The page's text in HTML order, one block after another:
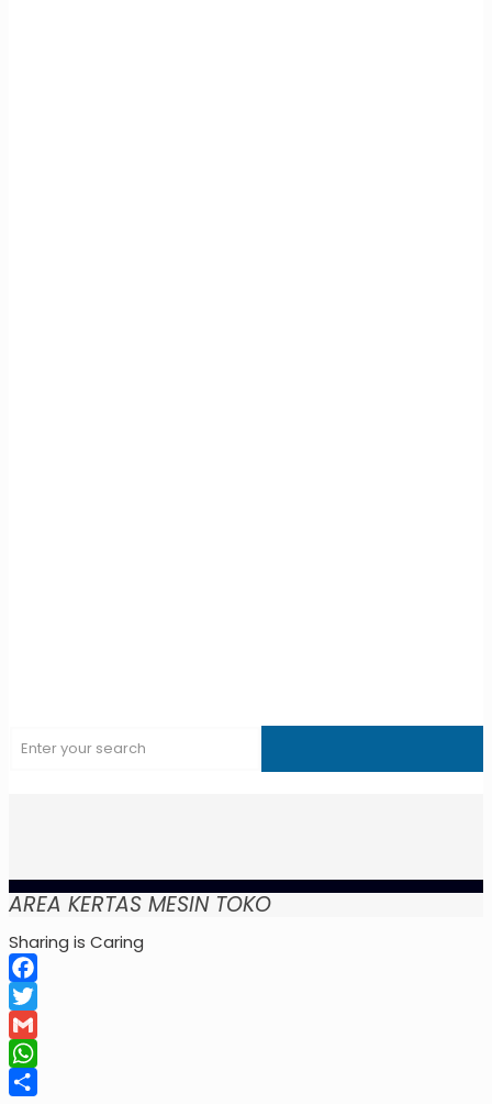
AREA KERTAS MESIN TOKO
Sharing is Caring
Facebook
Twitter
Gmail
WhatsApp